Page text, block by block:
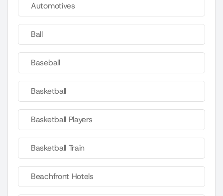
Automotives
Ball
Baseball
Basketball
Basketball Players
Basketball Train
Beachfront Hotels